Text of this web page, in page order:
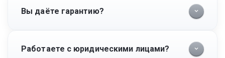
Вы даёте гарантию?
Работаете с юридическими лицами?